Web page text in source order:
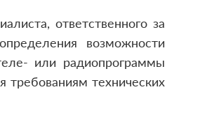
ответственного за
возможности
или радиопрограммы
технических